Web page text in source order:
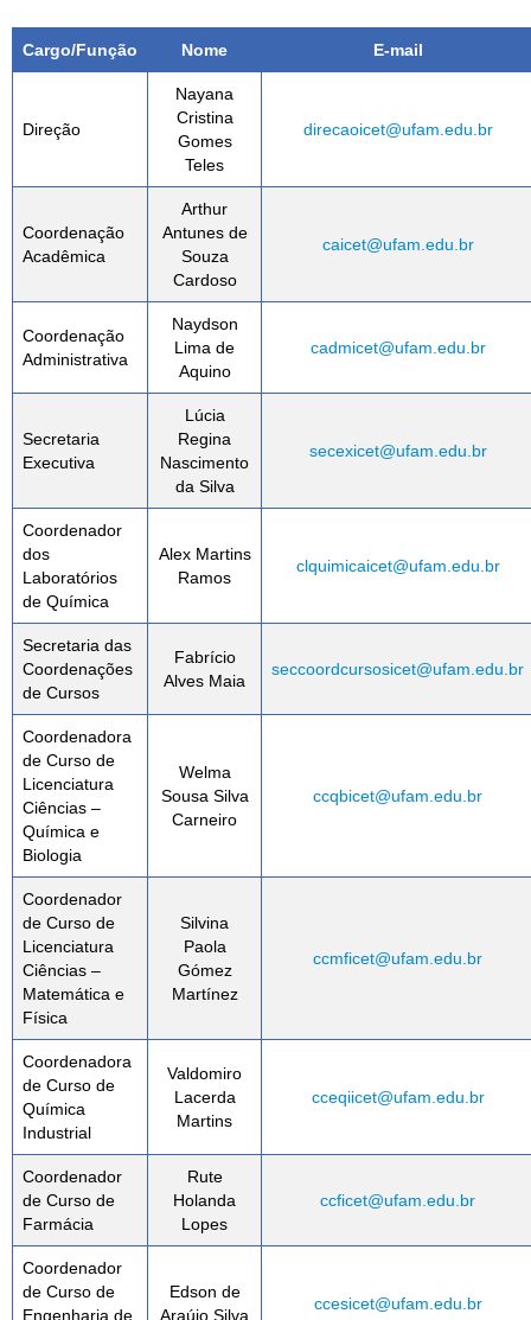
Cargo/Função Nome E-mail
Direção
Nayana
Cristina
Gomes
Teles
direcaoicet@ufam.edu.br
Coordenação
Acadêmica
Arthur
Antunes de
Souza
Cardoso
caicet@ufam.edu.br
Coordenação
Administrativa
Naydson
Lima de
Aquino
cadmicet@ufam.edu.br
Secretaria
Executiva
Lúcia
Regina
Nascimento
da Silva
secexicet@ufam.edu.br
Coordenador
dos
Laboratórios
de Química
Alex Martins
Ramos
clquimicaicet@ufam.edu.br
Secretaria das
Coordenações
de Cursos
Fabrício
Alves Maia
seccoordcursosicet@ufam.edu.br
Coordenadora
de Curso de
Licenciatura
Ciências –
Química e
Biologia
Welma
Sousa Silva
Carneiro
ccqbicet@ufam.edu.br
Coordenador
de Curso de
Licenciatura
Ciências –
Matemática e
Física
Silvina
Paola
Gómez
Martínez
ccmficet@ufam.edu.br
Coordenadora
de Curso de
Química
Industrial
Valdomiro
Lacerda
Martins
cceqiicet@ufam.edu.br
Coordenador
de Curso de
Farmácia
Rute
Holanda
Lopes
ccficet@ufam.edu.br
Coordenador
de Curso de
Engenharia de
Edson de
Araújo Silva
ccesicet@ufam.edu.br